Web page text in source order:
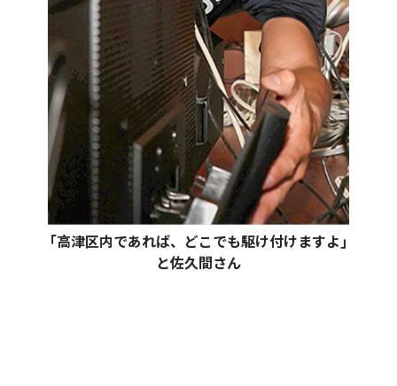
｢高津区内であれば、どこでも駆け付けますよ｣
と佐久間さん